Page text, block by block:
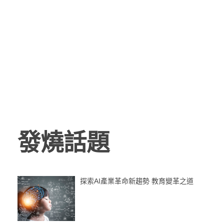
發燒話題
探索AI產業革命新趨勢 教育變革之道